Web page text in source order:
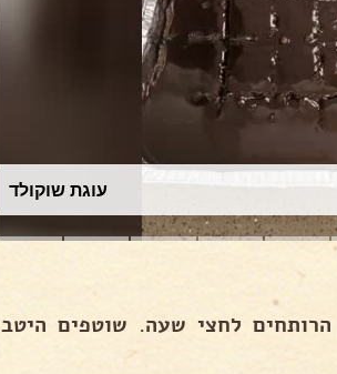
עוגת שוקולד
לחצי שעה. שוטפים היטב